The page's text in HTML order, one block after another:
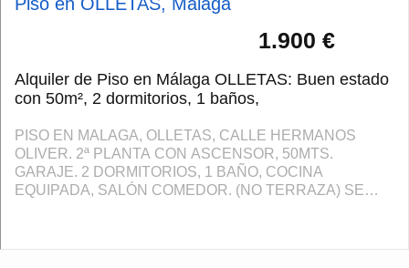
1.900 €
Alquiler de Piso en Málaga OLLETAS: Buen estado
con 50m², 2 dormitorios, 1 baños,
PISO EN MALAGA, OLLETAS, CALLE HERMANOS
OLIVER. 2ª PLANTA CON ASCENSOR, 50MTS.
GARAJE. 2 DORMITORIOS, 1 BAÑO, COCINA
EQUIPADA, SALÓN COMEDOR. (NO TERRAZA) SE